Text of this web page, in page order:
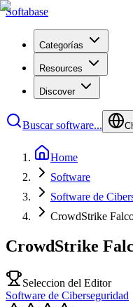
Softabase
Categorías
Resources
Discover
Buscar software...
Home
Software
Software de
CrowdStrike
CrowdStrike
Seleccion del Editor
Software de Ciberseguridad